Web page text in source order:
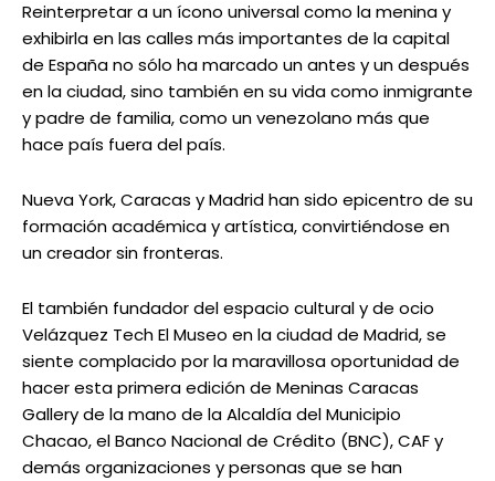
Reinterpretar a un ícono universal como la menina y
exhibirla en las calles más importantes de la capital
de España no sólo ha marcado un antes y un después
en la ciudad, sino también en su vida como inmigrante
y padre de familia, como un venezolano más que
hace país fuera del país.
Nueva York, Caracas y Madrid han sido epicentro de su
formación académica y artística, convirtiéndose en
un creador sin fronteras.
El también fundador del espacio cultural y de ocio
Velázquez Tech El Museo en la ciudad de Madrid, se
siente complacido por la maravillosa oportunidad de
hacer esta primera edición de Meninas Caracas
Gallery de la mano de la Alcaldía del Municipio
Chacao, el Banco Nacional de Crédito (BNC), CAF y
demás organizaciones y personas que se han